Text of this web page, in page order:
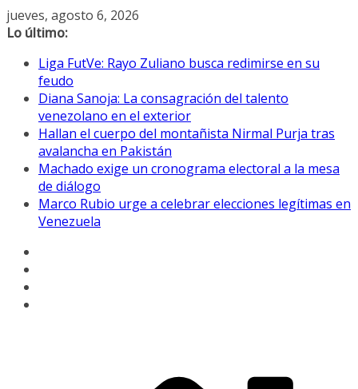
Saltar
al
jueves, agosto 6, 2026
Lo último:
Liga FutVe: Rayo Zuliano busca redimirse en su
feudo
Diana Sanoja: La consagración del talento
venezolano en el exterior
Hallan el cuerpo del montañista Nirmal Purja tras
avalancha en Pakistán
Machado exige un cronograma electoral a la mesa
de diálogo
Marco Rubio urge a celebrar elecciones legítimas en
Venezuela